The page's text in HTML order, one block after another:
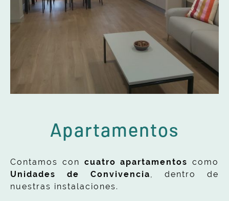
Apartamentos
Contamos con cuatro apartamentos como
Unidades de Convivencia
, dentro de
nuestras instalaciones.